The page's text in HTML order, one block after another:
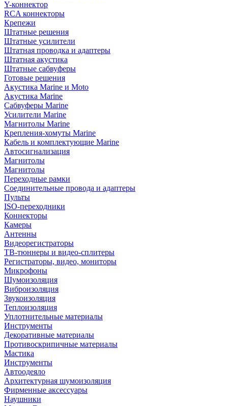
Y-коннектор
RCA коннекторы
Крепежи
Штатные решения
Штатные усилители
Штатная проводка и адаптеры
Штатная акустика
Штатные сабвуферы
Готовые решения
Акустика Marine и Moto
Акустика Marine
Сабвуферы Marine
Усилители Marine
Магнитолы Marine
Крепления-хомуты Marine
Кабель и комплектующие Marine
Автосигнализация
Магнитолы
Магнитолы
Переходные рамки
Соединительные провода и адаптеры
Пульты
ISO-переходники
Коннекторы
Камеры
Антенны
Видеорегистраторы
ТВ-тюннеры и видео-сплитеры
Регистраторы, видео, мониторы
Микрофоны
Шумоизоляция
Виброизоляция
Звукоизоляция
Теплоизоляция
Уплотнительные материалы
Инструменты
Декоративные материалы
Противоскрипичные материалы
Мастика
Инструменты
Автоодеяло
Архитектурная шумоизоляция
Фирменные аксессуары
Наушники